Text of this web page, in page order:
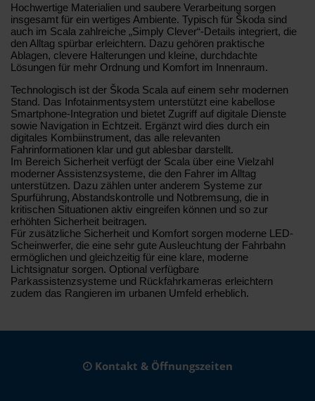
Hochwertige Materialien und saubere Verarbeitung sorgen
insgesamt für ein wertiges Ambiente. Typisch für Škoda sind
auch im Scala zahlreiche „Simply Clever“-Details integriert, die
den Alltag spürbar erleichtern. Dazu gehören praktische
Ablagen, clevere Halterungen und kleine, durchdachte
Lösungen für mehr Ordnung und Komfort im Innenraum.
Technologisch ist der Škoda Scala auf einem sehr modernen
Stand. Das Infotainmentsystem unterstützt eine kabellose
Smartphone-Integration und bietet Zugriff auf digitale Dienste
sowie Navigation in Echtzeit. Ergänzt wird dies durch ein
digitales Kombiinstrument, das alle relevanten
Fahrinformationen klar und gut ablesbar darstellt.
Im Bereich Sicherheit verfügt der Scala über eine Vielzahl
moderner Assistenzsysteme, die den Fahrer im Alltag
unterstützen. Dazu zählen unter anderem Systeme zur
Spurführung, Abstandskontrolle und Notbremsung, die in
kritischen Situationen aktiv eingreifen können und so zur
erhöhten Sicherheit beitragen.
Für zusätzliche Sicherheit und Komfort sorgen moderne LED-
Scheinwerfer, die eine sehr gute Ausleuchtung der Fahrbahn
ermöglichen und gleichzeitig für eine klare, moderne
Lichtsignatur sorgen. Optional verfügbare
Parkassistenzsysteme und Rückfahrkameras erleichtern
zudem das Rangieren im urbanen Umfeld erheblich.
Kontakt & Öffnungszeiten